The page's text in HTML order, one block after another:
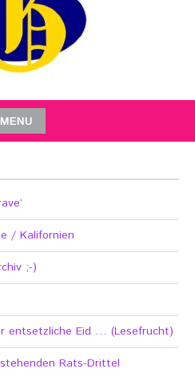
MENU
/ Kalifornien
;-)
entsetzliche Eid … (Lesefrucht)
Rats-Drittel